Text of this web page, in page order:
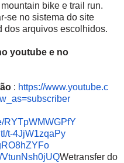
bike e trail run.
se no sistema do site
dos arquivos escolhidos.
youtube e no
: https://www.youtube.c
RYTpWMWGPfY
t-4JjW1zqaPy
sh0jUQWetransfer do